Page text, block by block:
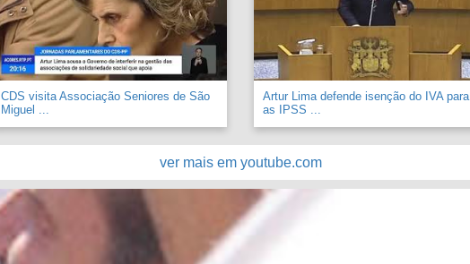
CDS visita Associação Seniores de São
Miguel ...
Artur Lima defende isenção do IVA para
as IPSS ...
ver mais em youtube.com